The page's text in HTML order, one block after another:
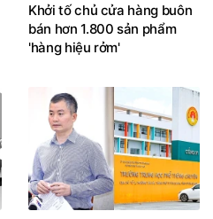
Khởi tố chủ cửa hàng buôn
bán hơn 1.800 sản phẩm
'hàng hiệu rởm'